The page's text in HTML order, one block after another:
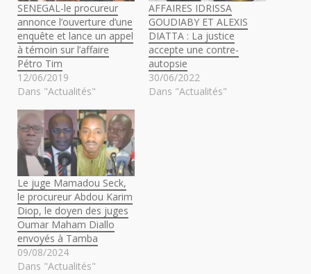
SENEGAL-le procureur
annonce l’ouverture d’une
enquête et lance un appel
à témoin sur l’affaire
Pétro Tim
12/06/2019
Dans "Actualités"
AFFAIRES IDRISSA
GOUDIABY ET ALEXIS
DIATTA : La justice
accepte une contre-
autopsie
30/06/2022
Dans "Actualités"
Le juge Mamadou Seck,
le procureur Abdou Karim
Diop, le doyen des juges
Oumar Maham Diallo
envoyés à Tamba
09/08/2024
Dans "Actualités"